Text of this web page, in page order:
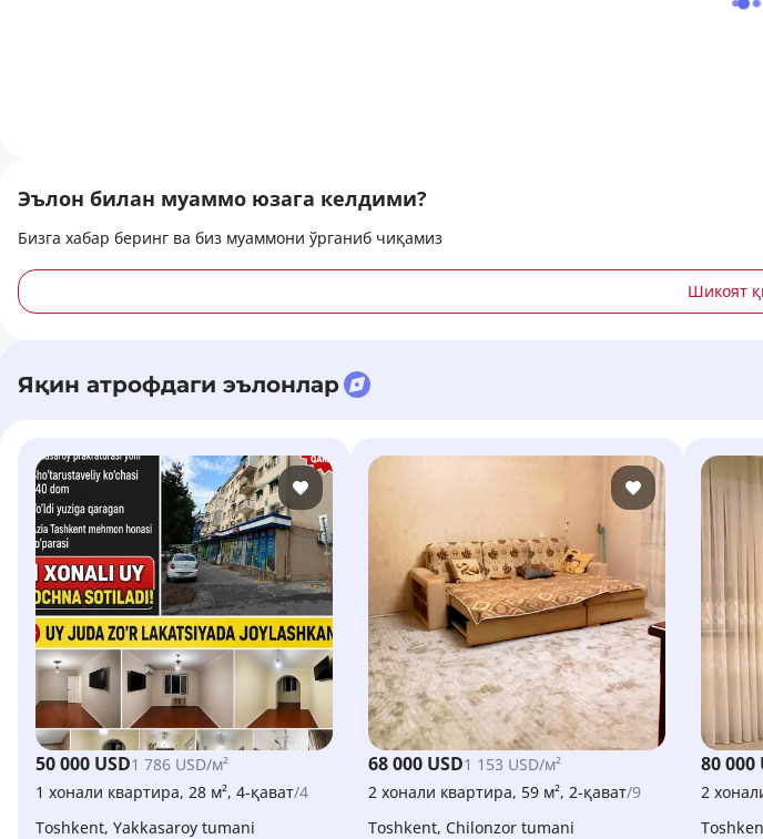
Эълон билан муаммо юзага келдими?
Бизга хабар беринг ва биз муаммони ўрганиб чиқамиз
Шикоят
Яқин атрофдаги эълонлар
50 000 USD1 786 USD/м²
1 хонали квартира, 28 м², 4-қават/4
Toshkent, Yakkasaroy tumani
68 000 USD1 153 USD/м²
2 хонали квартира, 59 м², 2-қават/9
Toshkent, Chilonzor tumani
80 000
2